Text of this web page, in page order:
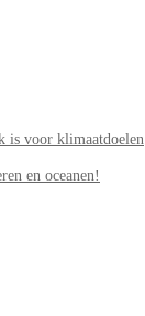
is voor klimaatdoelen
en oceanen!